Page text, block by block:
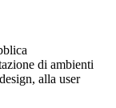
di ambienti
alla user